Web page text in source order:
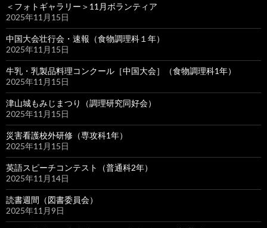
＜フォトギャラリー＞11月ボランティア
2025年11月15日
中国大会壮行会・速報（食物調理科１年）
2025年11月15日
牛乳・乳製品料理コンクール［中国大会］（食物調理科1年）
2025年11月15日
津山城もみじまつり（調理研究同好会）
2025年11月15日
災害看護校外研修（専攻科1年）
2025年11月15日
英語スピーチコンテスト（普通科2年）
2025年11月14日
読書週間（図書委員会）
2025年11月9日